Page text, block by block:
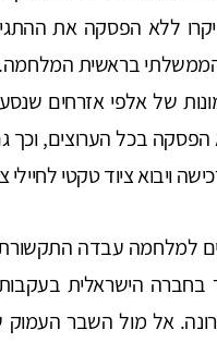
ללא הפסקה את
בראשית המלחמה.
של אלפי אזרחים
הפסקה בכל הערוצים, וכך
ויבוא ציוד טקטי
למלחמה עבדה
הישראלית
אל מול השבר